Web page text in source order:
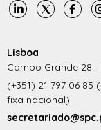
Lisboa
Campo Grande 28
(+351) 21 797 06
fixa nacional)